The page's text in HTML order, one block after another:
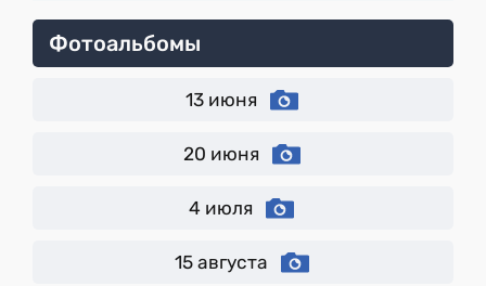
Фотоальбомы
13 июня
20 июня
4 июля
15 августа